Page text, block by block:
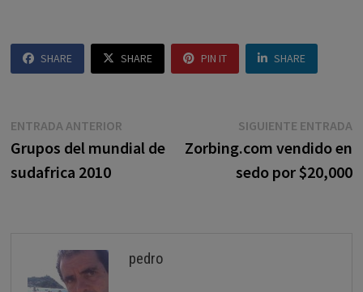
SHARE SHARE PIN IT SHARE
Navegación
de
ENTRADA ANTERIOREntrada
anterior:
Grupos del mundial de
sudafrica 2010
SIGUIENTE ENTRADA
Zorbing.com vendido en
sedo por $20,000
pedro